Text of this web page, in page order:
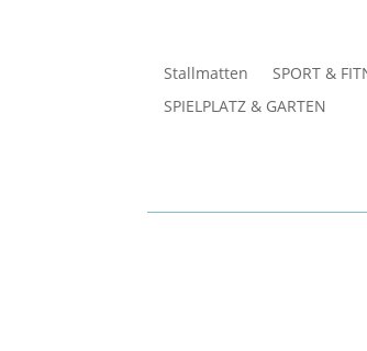
Stallmatten
SPORT &
SPIELPLATZ & GARTEN